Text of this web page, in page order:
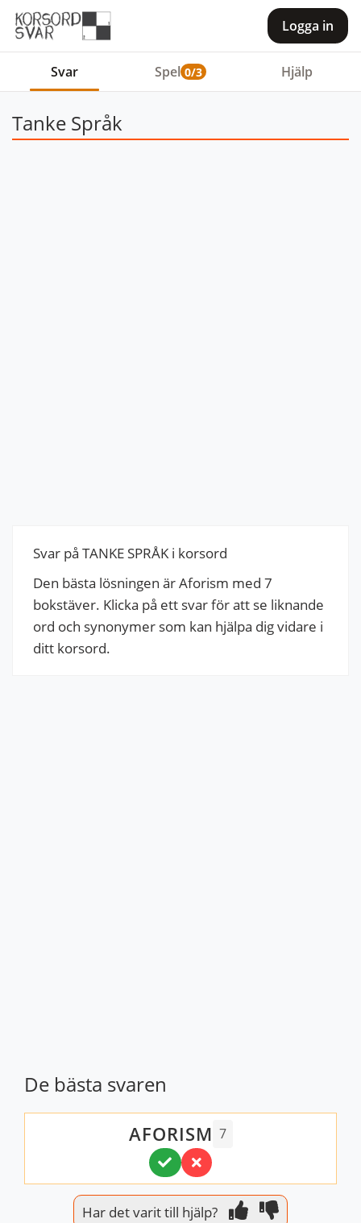
Logga in
Svar Spel 0/3 Hjälp
Tanke Språk
Svar på TANKE SPRÅK i korsord
Den bästa lösningen är Aforism med 7
bokstäver. Klicka på ett svar för att se liknande
ord och synonymer som kan hjälpa dig vidare i
ditt korsord.
De bästa svaren
AFORISM 7
Har det varit till hjälp?